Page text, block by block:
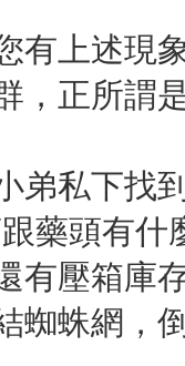
有上述現
，正所謂
弟私下找
藥頭有什
有壓箱庫
蜘蛛網，